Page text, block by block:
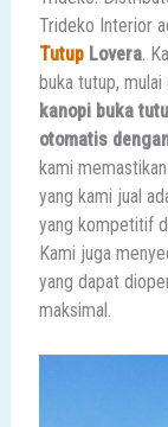
Trideko Interior
TutupLovera.
buka tutup, mulai
kanopi buka
otomatis
kami
yang kami jual
yang kompetitif
Kami juga
yang dapat
maksimal.